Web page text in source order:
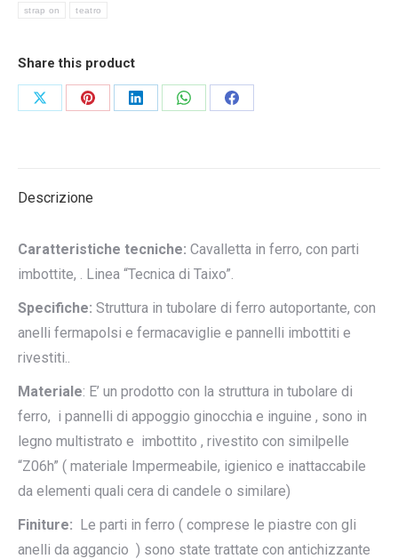
strap on teatro
Share this product
CondividiCondividiCondividiCondividiCondividi
Descrizione
Caratteristiche tecniche: Cavalletta in ferro, con parti
imbottite, . Linea “Tecnica di Taixo”.
Specifiche: Struttura in tubolare di ferro autoportante, con
anelli fermapolsi e fermacaviglie e pannelli imbottiti e
rivestiti..
Materiale: E’ un prodotto con la struttura in tubolare di
ferro, i pannelli di appoggio ginocchia e inguine , sono in
legno multistrato e imbottito , rivestito con similpelle
“Z06h” ( materiale Impermeabile, igienico e inattaccabile
da elementi quali cera di candele o similare)
Finiture: Le parti in ferro ( comprese le piastre con gli
anelli da aggancio ) sono state trattate con antichizzante